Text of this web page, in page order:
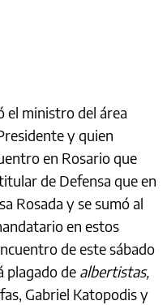
el ministro del área
y quien
en Rosario que
de Defensa que en
Rosada y se sumó al
en estos
de este sábado
plagado de albertistas,
Gabriel Katopodis y